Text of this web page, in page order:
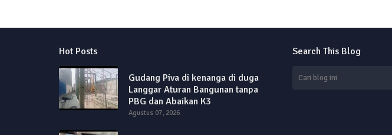
Hot Posts
Gudang Piva di kenanga di duga
Langgar Aturan Bangunan tanpa
PBG dan Abaikan K3
Agustus 07, 2026
Search This Blog